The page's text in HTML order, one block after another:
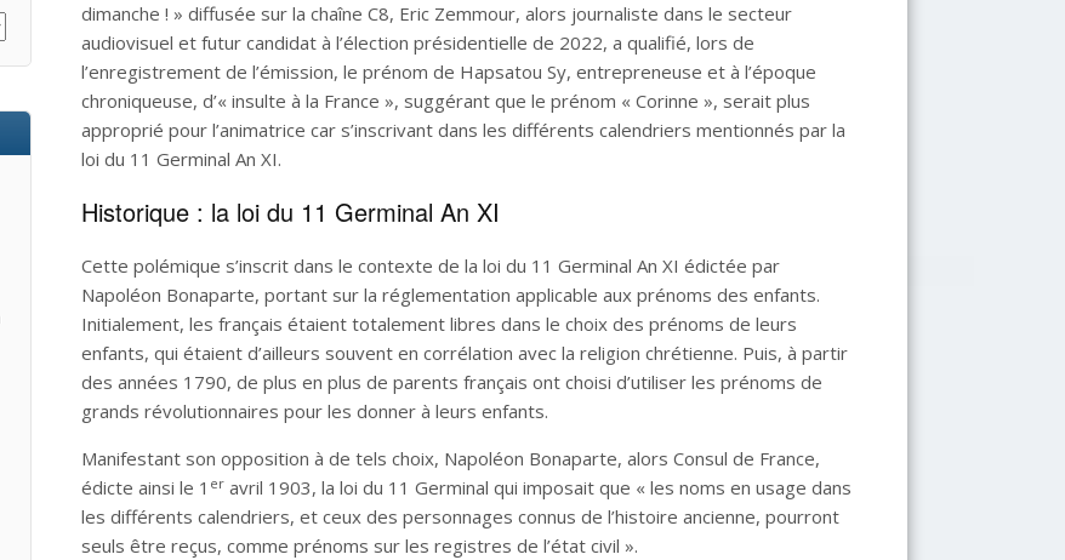
dimanche ! » diffusée sur la chaîne C8, Eric Zemmour, alors journaliste dans le secteur
audiovisuel et futur candidat à l’élection présidentielle de 2022, a qualifié, lors de
l’enregistrement de l’émission, le prénom de Hapsatou Sy, entrepreneuse et à l’époque
chroniqueuse, d’« insulte à la France », suggérant que le prénom « Corinne », serait plus
approprié pour l’animatrice car s’inscrivant dans les différents calendriers mentionnés par la
loi du 11 Germinal An XI.
Historique : la loi du 11 Germinal An XI
Cette polémique s’inscrit dans le contexte de la loi du 11 Germinal An XI édictée par
Napoléon Bonaparte, portant sur la réglementation applicable aux prénoms des enfants.
Initialement, les français étaient totalement libres dans le choix des prénoms de leurs
enfants, qui étaient d’ailleurs souvent en corrélation avec la religion chrétienne. Puis, à partir
des années 1790, de plus en plus de parents français ont choisi d’utiliser les prénoms de
grands révolutionnaires pour les donner à leurs enfants.
Manifestant son opposition à de tels choix, Napoléon Bonaparte, alors Consul de France,
édicte ainsi le 1 eravril 1903, la loi du 11 Germinal qui imposait que « les noms en usage dans
les différents calendriers, et ceux des personnages connus de l’histoire ancienne, pourront
seuls être reçus, comme prénoms sur les registres de l’état civil ».